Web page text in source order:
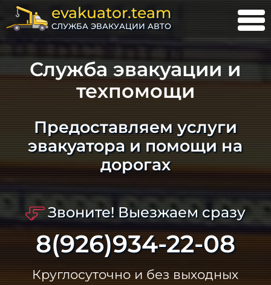
evakuator.team
СЛУЖБА ЭВАКУАЦИИ АВТО
Служба эвакуации и
техпомощи
Предоставляем услуги
эвакуатора и помощи на
дорогах
Звоните! Выезжаем сразу
8(926)934-22-08
Круглосуточно и без выходных